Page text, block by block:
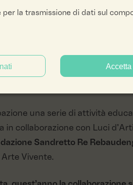
per la trasmissione di dati sul
Accetta
fondamentale Accademia
le installazioni luminose sul
una serie di attività
collaborazione con Luci
Sandretto Re
Arte Vivente.